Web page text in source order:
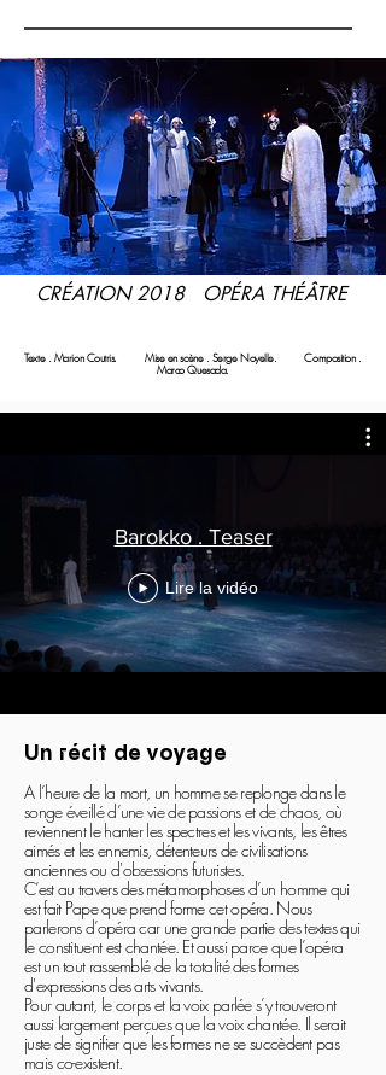
CRÉATION 2018 OPÉRA THÉÂTRE
Texte . Marion Coutris.
Mise en scène . Serge Noyelle. Composition .
Marco Quesada.
Barokko . Teaser
Lire la vidéo
Un récit de voyage
A l’heure de la mort, un homme se replonge dans le
songe éveillé d’une vie de passions et de chaos, où
reviennent le hanter les spectres et les vivants, les êtres
aimés et les ennemis, détenteurs de civilisations
anciennes ou d'obsessions futuristes.
C’est au travers des métamorphoses d’un homme qui
est fait Pape que prend forme cet opéra. Nous
parlerons d’opéra car une grande partie des textes qui
le constituent est chantée. Et aussi parce que l’opéra
est un tout rassemblé de la totalité des formes
d'expressions des arts vivants.
Pour autant, le corps et la voix parlée s’y trouveront
aussi largement perçues que la voix chantée. Il serait
juste de signifier que les formes ne se succèdent pas
mais co-existent.